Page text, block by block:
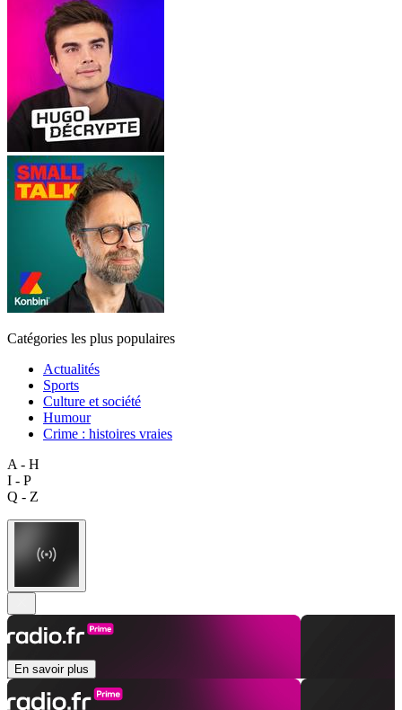
Catégories les plus populaires
Actualités
Sports
Culture et société
Humour
Crime : histoires vraies
A - H
I - P
Q - Z
En savoir plus